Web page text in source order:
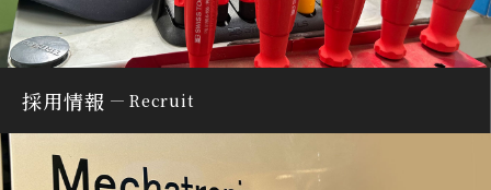
採用情報 Recruit